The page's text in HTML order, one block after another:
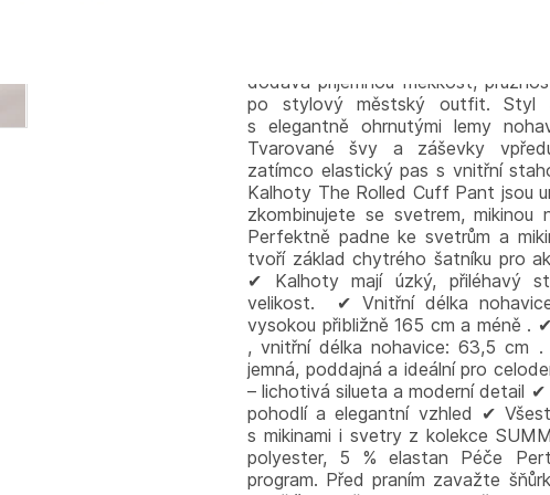
z prémiového materiálu
sofistikované a přitom
ležérní eleganci s funkčností.
dodává příjemnou měkkost,
po stylový městský outfit. Styl
s elegantně ohrnutými lemy
Tvarované švy a záševky
zatímco elastický pas s vnitřní
Kalhoty The Rolled Cuff Pant jsou
zkombinujete se svetrem, mikinou
Perfektně padne ke svetrům a
tvoří základ chytrého šatníku pro
✔ Kalhoty mají úzký, přiléhavý
velikost. ✔ Vnitřní délka
vysokou přibližně 165 cm a méně .
, vnitřní délka nohavice: 63,5 cm
jemná, poddajná a ideální pro
– lichotivá silueta a moderní detail
pohodlí a elegantní vzhled ✔
s mikinami i svetry z kolekce
polyester, 5 % elastan Péče
program. Před praním zavažte